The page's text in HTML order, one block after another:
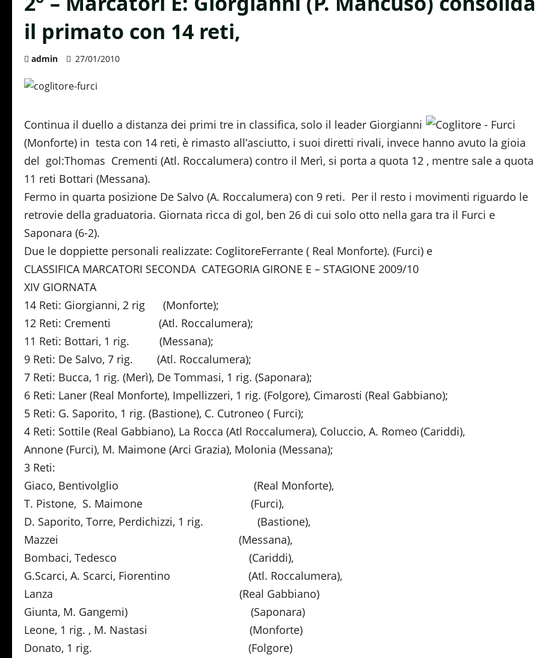
il primato con 14 reti,
admin 27/01/2010
Continua il duello a distanza dei primi tre in classifica, solo il leader Giorgianni
(Monforte) in testa con 14 reti, è rimasto all’asciutto, i suoi diretti rivali, invece hanno avuto la gioia
del gol:Thomas Crementi (Atl. Roccalumera) contro il Merì, si porta a quota 12 , mentre sale a quota
11 reti Bottari (Messana).
Fermo in quarta posizione De Salvo (A. Roccalumera) con 9 reti. Per il resto i movimenti riguardo le
retrovie della graduatoria. Giornata ricca di gol, ben 26 di cui solo otto nella gara tra il Furci e
Saponara (6-2).
Due le doppiette personali realizzate: CoglitoreFerrante ( Real Monforte). (Furci) e
CLASSIFICA MARCATORI SECONDA CATEGORIA GIRONE E – STAGIONE 2009/10
XIV GIORNATA
14 Reti: Giorgianni, 2 rig (Monforte);
12 Reti: Crementi (Atl. Roccalumera);
11 Reti: Bottari, 1 rig. (Messana);
9 Reti: De Salvo, 7 rig. (Atl. Roccalumera);
7 Reti: Bucca, 1 rig. (Merì), De Tommasi, 1 rig. (Saponara);
6 Reti: Laner (Real Monforte), Impellizzeri, 1 rig. (Folgore), Cimarosti (Real Gabbiano);
5 Reti: G. Saporito, 1 rig. (Bastione), C. Cutroneo ( Furci);
4 Reti: Sottile (Real Gabbiano), La Rocca (Atl Roccalumera), Coluccio, A. Romeo (Cariddi),
Annone (Furci), M. Maimone (Arci Grazia), Molonia (Messana);
3 Reti:
Giaco, Bentivolglio (Real Monforte),
T. Pistone, S. Maimone (Furci),
D. Saporito, Torre, Perdichizzi, 1 rig. (Bastione),
Mazzei (Messana),
Bombaci, Tedesco (Cariddi),
G.Scarci, A. Scarci, Fiorentino (Atl. Roccalumera),
Lanza (Real Gabbiano)
Giunta, M. Gangemi) (Saponara)
Leone, 1 rig. , M. Nastasi (Monforte)
Donato, 1 rig. (Folgore)